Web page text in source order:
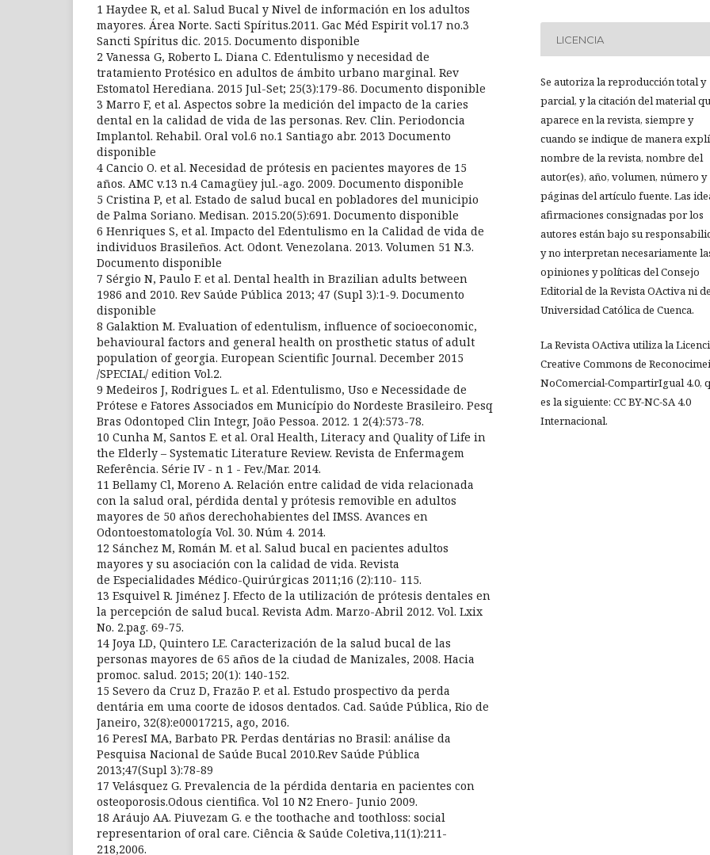
1 Haydee R, et al. Salud Bucal y Nivel de información en los adultos
mayores. Área Norte. Sacti Spíritus.2011. Gac Méd Espirit vol.17 no.3
Sancti Spíritus dic. 2015. Documento disponible
2 Vanessa G, Roberto L. Diana C. Edentulismo y necesidad de
tratamiento Protésico en adultos de ámbito urbano marginal. Rev
Estomatol Herediana. 2015 Jul-Set; 25(3):179-86. Documento disponible
3 Marro F, et al. Aspectos sobre la medición del impacto de la caries
dental en la calidad de vida de las personas. Rev. Clin. Periodoncia
Implantol. Rehabil. Oral vol.6 no.1 Santiago abr. 2013 Documento
disponible
4 Cancio O. et al. Necesidad de prótesis en pacientes mayores de 15
años. AMC v.13 n.4 Camagüey jul.-ago. 2009. Documento disponible
5 Cristina P, et al. Estado de salud bucal en pobladores del municipio
de Palma Soriano. Medisan. 2015.20(5):691. Documento disponible
6 Henriques S, et al. Impacto del Edentulismo en la Calidad de vida de
individuos Brasileños. Act. Odont. Venezolana. 2013. Volumen 51 N.3.
Documento disponible
7 Sérgio N, Paulo F. et al. Dental health in Brazilian adults between
1986 and 2010. Rev Saúde Pública 2013; 47 (Supl 3):1-9. Documento
disponible
8 Galaktion M. Evaluation of edentulism, influence of socioeconomic,
behavioural factors and general health on prosthetic status of adult
population of georgia. European Scientific Journal. December 2015
/SPECIAL/ edition Vol.2.
9 Medeiros J, Rodrigues L. et al. Edentulismo, Uso e Necessidade de
Prótese e Fatores Associados em Município do Nordeste Brasileiro. Pesq
Bras Odontoped Clin Integr, João Pessoa. 2012. 1 2(4):573-78.
10 Cunha M, Santos E. et al. Oral Health, Literacy and Quality of Life in
the Elderly – Systematic Literature Review. Revista de Enfermagem
Referência. Série IV - n 1 - Fev./Mar. 2014.
11 Bellamy Cl, Moreno A. Relación entre calidad de vida relacionada
con la salud oral, pérdida dental y prótesis removible en adultos
mayores de 50 años derechohabientes del IMSS. Avances en
Odontoestomatología Vol. 30. Núm 4. 2014.
12 Sánchez M, Román M. et al. Salud bucal en pacientes adultos
mayores y su asociación con la calidad de vida. Revista
de Especialidades Médico-Quirúrgicas 2011;16 (2):110- 115.
13 Esquivel R. Jiménez J. Efecto de la utilización de prótesis dentales en
la percepción de salud bucal. Revista Adm. Marzo-Abril 2012. Vol. Lxix
No. 2.pag. 69-75.
14 Joya LD, Quintero LE. Caracterización de la salud bucal de las
personas mayores de 65 años de la ciudad de Manizales, 2008. Hacia
promoc. salud. 2015; 20(1): 140-152.
15 Severo da Cruz D, Frazão P. et al. Estudo prospectivo da perda
dentária em uma coorte de idosos dentados. Cad. Saúde Pública, Rio de
Janeiro, 32(8):e00017215, ago, 2016.
16 PeresI MA, Barbato PR. Perdas dentárias no Brasil: análise da
Pesquisa Nacional de Saúde Bucal 2010.Rev Saúde Pública
2013;47(Supl 3):78-89
17 Velásquez G. Prevalencia de la pérdida dentaria en pacientes con
osteoporosis.Odous cientifica. Vol 10 N2 Enero- Junio 2009.
18 Aráujo AA. Piuvezam G. e the toothache and toothloss: social
representarion of oral care. Ciência & Saúde Coletiva,11(1):211-
218,2006.
LICENCIA
Se autoriza la reproducción total y
parcial, y la citación del material
aparece en la revista, siempre y
cuando se indique de manera
nombre de la revista, nombre del
autor(es), año, volumen, número y
páginas del artículo fuente. Las
afirmaciones consignadas por los
autores están bajo su
y no interpretan necesariamente
opiniones y políticas del Consejo
Editorial de la Revista OActiva ni
Universidad Católica de Cuenca.
La Revista OActiva utiliza la
Creative Commons de
NoComercial-CompartirIgual 4.0,
es la siguiente: CC BY-NC-SA 4.0
Internacional.